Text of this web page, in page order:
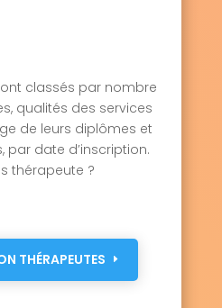
classés par nombre
qualités des services
de leurs diplômes et
par date d’inscription.
thérapeute ?
THÉRAPEUTES